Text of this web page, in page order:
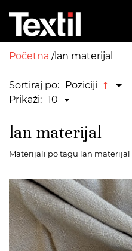
Početna lan materijal
Sortiraj po: Poziciji
Prikaži: 10
lan materijal
Materijali po tagu lan materijal